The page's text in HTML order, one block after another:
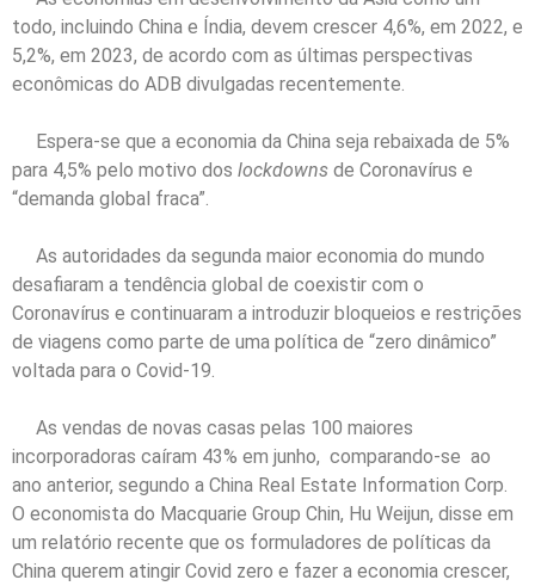
todo, incluindo China e Índia, devem crescer 4,6%, em 2022, e
5,2%, em 2023, de acordo com as últimas perspectivas
econômicas do ADB divulgadas recentemente.
Espera-se que a economia da China seja rebaixada de 5%
para 4,5% pelo motivo dos lockdowns de Coronavírus e
“demanda global fraca”.
As autoridades da segunda maior economia do mundo
desafiaram a tendência global de coexistir com o
Coronavírus e continuaram a introduzir bloqueios e restrições
de viagens como parte de uma política de “zero dinâmico”
voltada para o Covid-19.
As vendas de novas casas pelas 100 maiores
incorporadoras caíram 43% em junho, comparando-se ao
ano anterior, segundo a China Real Estate Information Corp.
O economista do Macquarie Group Chin, Hu Weijun, disse em
um relatório recente que os formuladores de políticas da
China querem atingir Covid zero e fazer a economia crescer,